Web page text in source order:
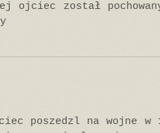
ojciec został
poszedzl na wojne